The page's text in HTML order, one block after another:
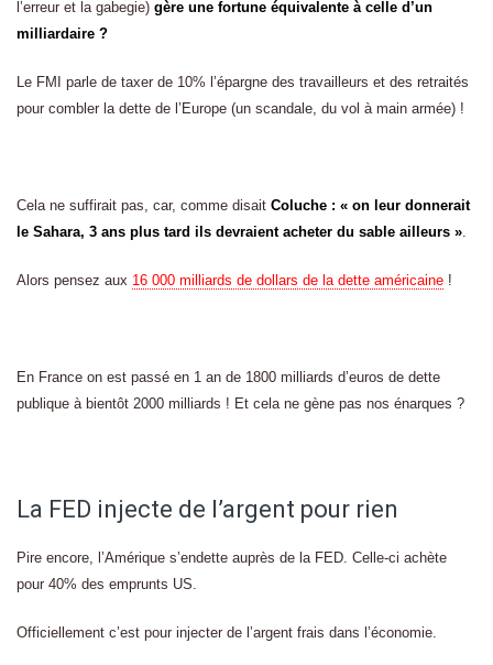
l’erreur et la gabegie) gère une fortune équivalente à celle d’un
milliardaire ?
Le FMI parle de taxer de 10% l’épargne des travailleurs et des retraités
pour combler la dette de l’Europe (un scandale, du vol à main armée) !
Cela ne suffirait pas, car, comme disait Coluche : « on leur donnerait
le Sahara, 3 ans plus tard ils devraient acheter du sable ailleurs ».
Alors pensez aux 16 000 milliards de dollars de la dette américaine !
En France on est passé en 1 an de 1800 milliards d’euros de dette
publique à bientôt 2000 milliards ! Et cela ne gène pas nos énarques ?
La FED injecte de l’argent pour rien
Pire encore, l’Amérique s’endette auprès de la FED. Celle-ci achète
pour 40% des emprunts US.
Officiellement c’est pour injecter de l’argent frais dans l’économie.